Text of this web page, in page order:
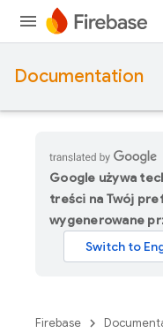
Documentation
Google używa
treści na Twój
wygenerowane
Firebase